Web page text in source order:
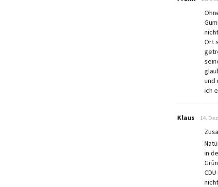
Ort
und
ich
Klaus says:
14.
in